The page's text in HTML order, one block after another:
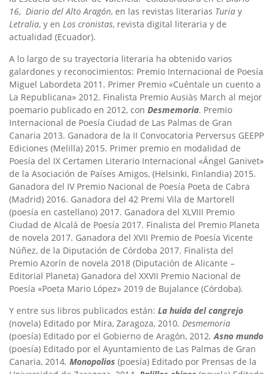
16, Diario del Alto Aragón, en las revistas literarias Turia y
Letralia, y en Los cronistas, revista digital literaria y de
actualidad (Ecuador).
A lo largo de su trayectoria literaria ha obtenido varios
galardones y reconocimientos: Premio Internacional de Poesía
Miguel Labordeta 2011. Primer Premio «Cuéntale un cuento a
La Republicana» 2012. Finalista Premio Ausiàs March al mejor
poemario publicado en 2012, con Desmemoria. Premio
Internacional de Poesía Ciudad de Las Palmas de Gran
Canaria 2013. Ganadora de la II Convocatoria Perversus GEEPP
Ediciones (Melilla) 2015. Primer premio en modalidad de
Poesía del IX Certamen Literario Internacional «Ángel Ganivet»
de la Asociación de Países Amigos, (Helsinki, Finlandia) 2015.
Ganadora del IV Premio Nacional de Poesía Poeta de Cabra
(Madrid) 2016. Ganadora del 42 Premi Vila de Martorell
(poesía en castellano) 2017. Ganadora del XLVIII Premio
Ciudad de Alcalá de Poesía 2017. Finalista del Premio Planeta
de novela 2017. Ganadora del XVII Premio de Poesía Vicente
Núñez, de la Diputación de Córdoba 2017. Finalista del
Premio Azorín de novela 2018 (Diputación de Alicante –
Editorial Planeta) Ganadora del XXVII Premio Nacional de
Poesía «Poeta Mario López» 2019 de Bujalance (Córdoba).
Y entre sus libros publicados están: La huida del cangrejo
(novela) Editado por Mira, Zaragoza, 2010. Desmemoria
(poesía) Editado por el Gobierno de Aragón, 2012. Asno mundo
(poesía) Editado por el Ayuntamiento de Las Palmas de Gran
Canaria, 2014. Monopolios (poesía) Editado por Prensas de la